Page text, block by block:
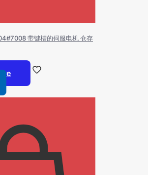
带键槽的伺服电机 仓存